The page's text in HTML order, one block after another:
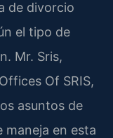
de divorcio
el tipo de
Mr. Sris,
Of SRIS,
asuntos de
maneja en esta